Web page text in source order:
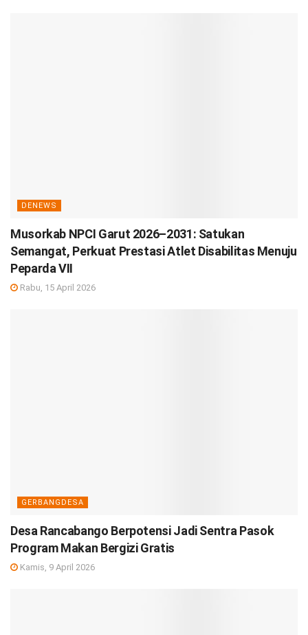
DENEWS
Musorkab NPCI Garut 2026–2031: Satukan
Semangat, Perkuat Prestasi Atlet Disabilitas Menuju
Peparda VII
Rabu, 15 April 2026
GERBANGDESA
Desa Rancabango Berpotensi Jadi Sentra Pasok
Program Makan Bergizi Gratis
Kamis, 9 April 2026